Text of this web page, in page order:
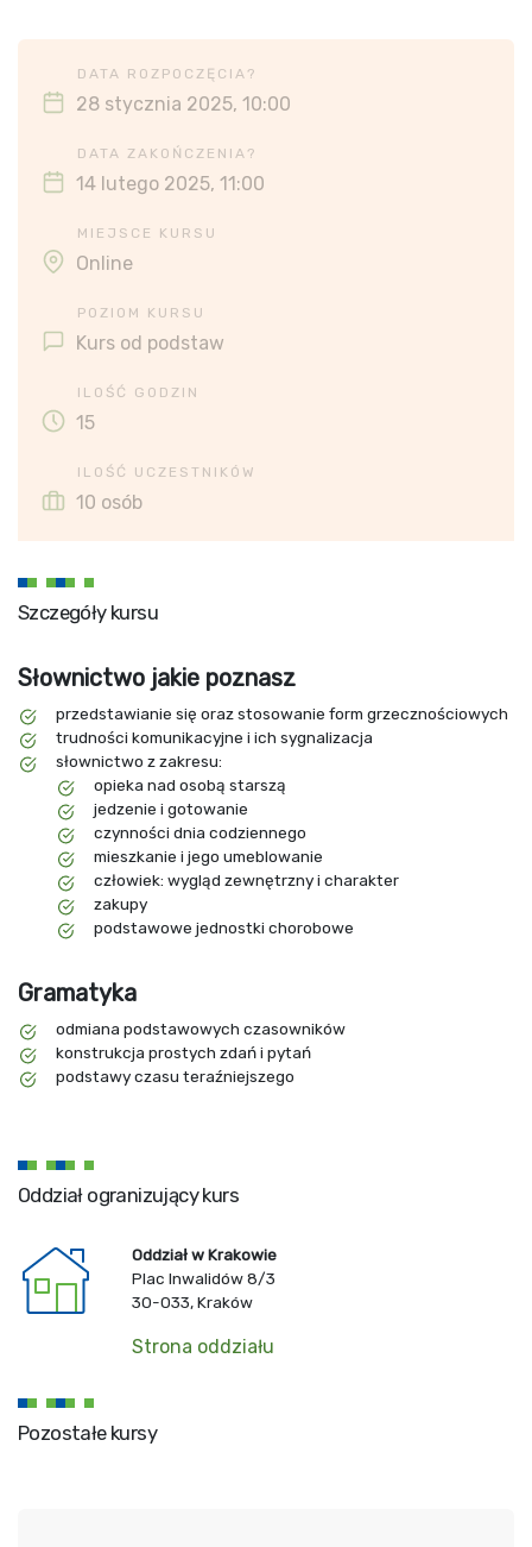
DATA ROZPOCZĘCIA?
28 stycznia 2025, 10:00
DATA ZAKOŃCZENIA?
14 lutego 2025, 11:00
MIEJSCE KURSU
Online
POZIOM KURSU
Kurs od podstaw
ILOŚĆ GODZIN
15
ILOŚĆ UCZESTNIKÓW
10 osób
Szczegóły kursu
Słownictwo jakie poznasz
przedstawianie się oraz stosowanie form grzecznościowych
trudności komunikacyjne i ich sygnalizacja
słownictwo z zakresu:
opieka nad osobą starszą
jedzenie i gotowanie
czynności dnia codziennego
mieszkanie i jego umeblowanie
człowiek: wygląd zewnętrzny i charakter
zakupy
podstawowe jednostki chorobowe
Gramatyka
odmiana podstawowych czasowników
konstrukcja prostych zdań i pytań
podstawy czasu teraźniejszego
Oddział ogranizujący kurs
Oddział w Krakowie
Plac Inwalidów 8/3
30-033, Kraków
Strona oddziału
Pozostałe kursy